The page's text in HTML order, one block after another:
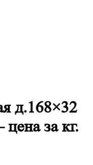
д.168×32
за кг.